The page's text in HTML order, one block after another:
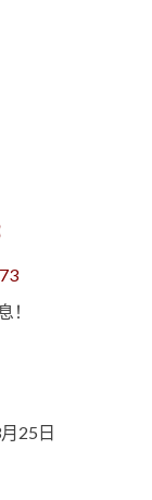
！
25日